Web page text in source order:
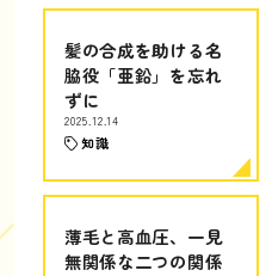
髪の合成を助ける名
脇役「亜鉛」を忘れ
ずに
2025.12.14
知識
薄毛と高血圧、一見
無関係な二つの関係